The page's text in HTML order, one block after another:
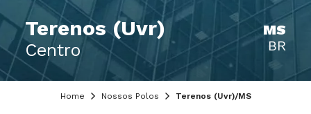
Terenos (Uvr)
Centro
MS
BR
Home Nossos Polos Terenos (Uvr)/MS